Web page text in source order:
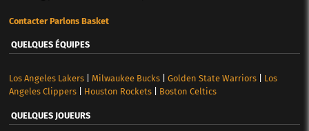
Contacter Parlons Basket
QUELQUES ÉQUIPES
Los Angeles Lakers| Milwaukee Bucks| Golden State Warriors| Los
Angeles Clippers| Houston Rockets| Boston Celtics
QUELQUES JOUEURS